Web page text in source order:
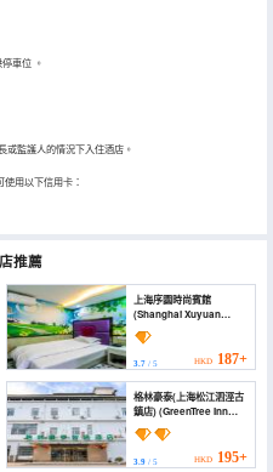
停車位 。
或監護人的情況下入住酒店。
用以下信用卡：
推薦
上海序園時尚賓館
(Shanghai Xuyuan
Fashion Hotel)
3.7/ 5 HKD 187+
格林豪泰(上海松江泗涇古
鎮店) (GreenTree Inn
Shanghai Sijing
Songjiang Steel City
Express Hotel)
3.9/ 5 HKD 195+